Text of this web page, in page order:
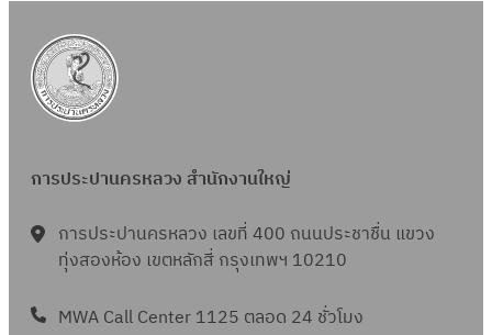
การประปานครหลวง สำนักงานใหญ่
การประปานครหลวง เลขที่ 400 ถนนประชาชื่น แขวง
ทุ่งสองห้อง เขตหลักสี่ กรุงเทพฯ 10210
MWA Call Center 1125 ตลอด 24 ชั่วโมง